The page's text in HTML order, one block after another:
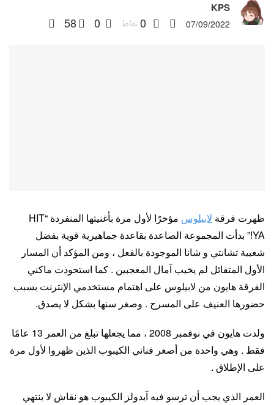
KPS
07/09/2022
0 نقاط 0
58
ظهرت فرقة لابيلوس
مؤخرًا لأول مرة بأغنيتها المنفردة “HIT
YA!” بدأت المجموعة الصاعدة بقاعدة جماهيرية قوية بفضل
شعبية تشانتي و شانا الموجودة بالفعل ، ومن المؤكد أن المسار
الأول المتفائل لم يخيب آمال المعجبين . كما استحوذت ماكني
الفرقة هايون من لابيلوس على اهتمام مستخدمي الإنترنت بسبب
حضورها العنيف على المسرح . وصغر سنها بشكل لا يصدق.
ولدت هايون في نوفمبر 2008 ، مما يجعلها تبلغ من العمر 13 عامًا
فقط . وهي واحدة من أصغر فناني الكيبوب الذين ظهروا لأول مرة
على الإطلاق .
العمر الذي يجب أن ترسو فيه آيدولز الكيبوب هو نقاش لا ينتهي